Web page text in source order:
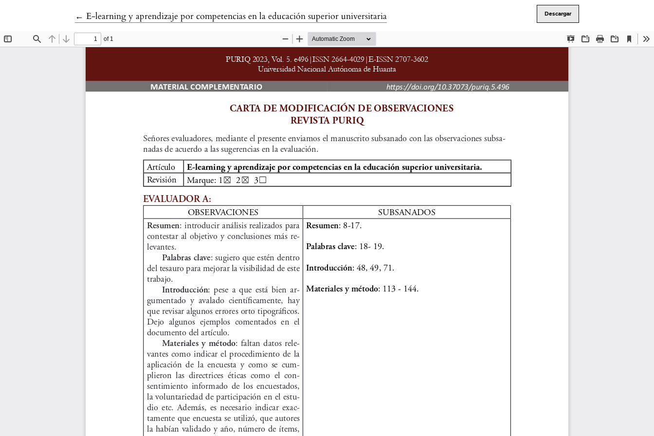
← Volver a los detalles del artículo
E-learning y aprendizaje por competencias en la educación superior universitaria Descargar